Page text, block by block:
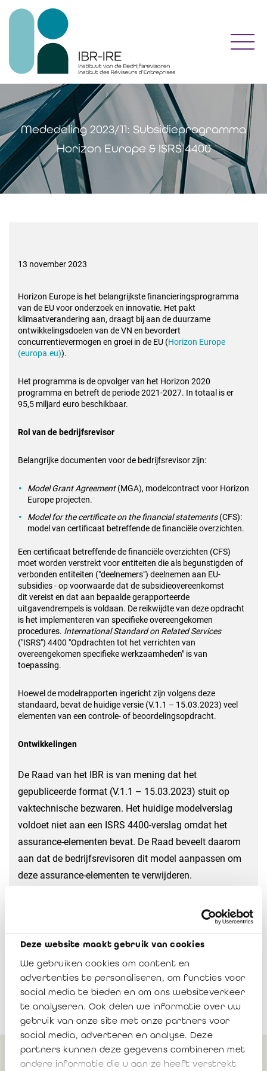
Deze website maakt gebruik van cookies
We gebruiken cookies om content en
advertenties te personaliseren, om functies voor
social media te bieden en om ons websiteverkeer
te analyseren. Ook delen we informatie over uw
gebruik van onze site met onze partners voor
social media, adverteren en analyse. Deze
partners kunnen deze gegevens combineren met
andere informatie die u aan ze heeft verstrekt
Mededeling 2023/11: Subsidieprogramma
Horizon Europe & ISRS 4400
13 november 2023
Horizon Europe is het belangrijkste financieringsprogramma
van de EU vooronderzoek en innovatie. Het pakt
klimaatverandering aan, draagt bij aan deduurzame
ontwikkelingsdoelen van de VN en bevordert
concurrentievermogen en groei in de EU (Horizon Europe
(europa.eu)).
Het programma is de opvolger van het Horizon 2020
programma en betreft de periode 2021-2027. In totaal is er
95,5 miljard euro beschikbaar.
Rol van de bedrijfsrevisor
Belangrijke documenten voor de bedrijfsrevisor zijn:
Model Grant Agreement(MGA), modelcontract voor Horizon
Europe projecten.
Model for the certificate on the financial statements(CFS):
model van certificaat betreffende de financiële overzichten.
Een certificaat betreffende de financiële overzichten (CFS)
moet worden verstrekt voor entiteiten die als begunstigden of
verbonden entiteiten ("deelnemers") deelnemen aan EU-
subsidies - op voorwaarde dat de subsidieovereenkomst
dit vereist en dat aan bepaalde gerapporteerde
uitgavendrempels is voldaan. De reikwijdte van deze opdracht
is het implementeren van specifiekeovereengekomen
procedures. International Standard on Related Services
("ISRS") 4400 "Opdrachten tot het verrichten van
overeengekomen specifiekewerkzaamheden" is van
toepassing.
Hoewel de modelrapporten ingericht zijn volgens deze
standaard, bevat de huidige versie (V.1.1 – 15.03.2023) veel
elementen van een controle- of beoordelingsopdracht.
Ontwikkelingen
De Raad van het IBR is van mening dat het
gepubliceerde format (V.1.1 – 15.03.2023) stuit op
vaktechnische bezwaren. Het huidige modelverslag
voldoet niet aan een ISRS 4400-verslag omdat het
assurance-elementen bevat. De Raad beveelt daarom
aan dat de bedrijfsrevisoren dit model aanpassen om
deze assurance-elementen te verwijderen.